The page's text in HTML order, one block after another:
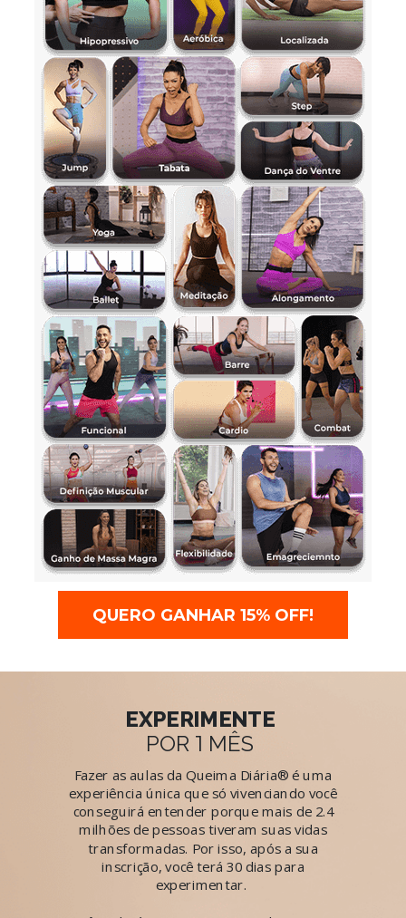
Fazer as aulas da Queima Diária® é uma
experiência única que só vivenciando você
conseguirá entender porque mais de 2.4
milhões de pessoas tiveram suas vidas
transformadas. Por isso, após a sua
inscrição, você terá 30 dias para
experimentar.
EXPERIMENTE
POR 1 MÊS
QUERO GANHAR 15% OFF!